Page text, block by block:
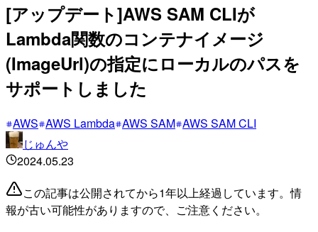
[アップデート]AWS SAM CLIが
Lambda関数のコンテナイメージ
(ImageUrl)の指定にローカルのパスを
サポートしました
AWS AWS Lambda AWS SAM AWS SAM CLI
じゅんや
2024.05.23
この記事は公開されてから1年以上経過しています。情
報が古い可能性がありますので、ご注意ください。